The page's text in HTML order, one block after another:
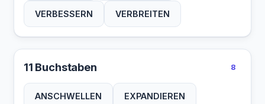
VERBESSERN VERBREITEN
11 Buchstaben 8
ANSCHWELLEN EXPANDIEREN